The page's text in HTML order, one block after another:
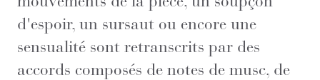
d'espoir, un sursaut ou encore une
sensualité sont retranscrits par des
accords composés de notes de musc, de